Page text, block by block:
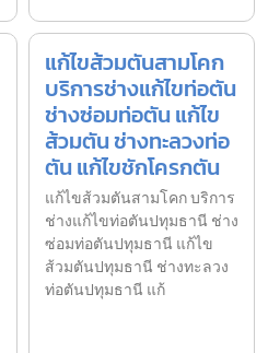
แก้ไขส้วมตันสามโคก
บริการช่างแก้ไขท่อตัน
ช่างซ่อมท่อตัน แก้ไข
ส้วมตัน ช่างทะลวงท่อ
ตัน แก้ไขชักโครกตัน
แก้ไขส้วมตันสามโคก บริการ
ช่างแก้ไขท่อตันปทุมธานี ช่าง
ซ่อมท่อตันปทุมธานี แก้ไข
ส้วมตันปทุมธานี ช่างทะลวง
ท่อตันปทุมธานี แก้